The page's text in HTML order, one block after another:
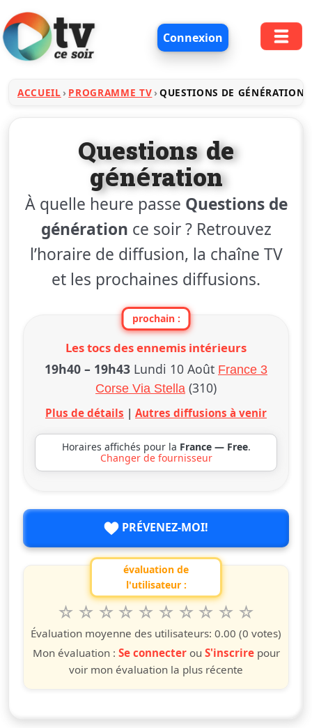
Connexion
ACCUEIL PROGRAMME TV QUESTIONS DE GÉNÉRATION
Questions de
génération
À quelle heure passe Questions de
génération ce soir ? Retrouvez
l’horaire de diffusion, la chaîne TV
et les prochaines diffusions.
prochain :
Les tocs des ennemis intérieurs
19h40 – 19h43 Lundi 10 Août France 3
Corse Via Stella (310)
Plus de détails | Autres diffusions à venir
Horaires affichés pour la France — Free.
Changer de fournisseur
PRÉVENEZ-MOI!
évaluation de
l'utilisateur :
questo spettacolo da 1 a 10 étoiles
10
étoiles
9
étoiles
8
étoiles
7
étoiles
6
étoiles
5
étoiles
4
étoiles
3
étoiles
2
étoiles
étoile
Évaluation moyenne des utilisateurs: 0.00 (0 votes)
Mon évaluation : Se connecterou S'inscrirepour
voir mon évaluation la plus récente